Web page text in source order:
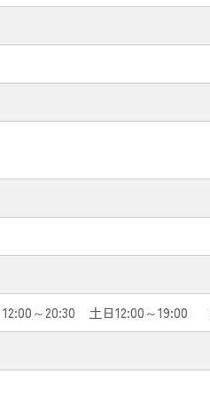
12:00～20:30 土日12:00～19:00